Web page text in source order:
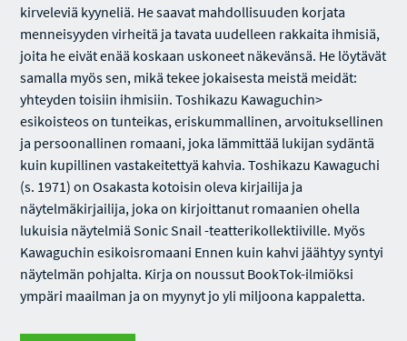
kirveleviä kyyneliä. He saavat mahdollisuuden korjata
menneisyyden virheitä ja tavata uudelleen rakkaita ihmisiä,
joita he eivät enää koskaan uskoneet näkevänsä. He löytävät
samalla myös sen, mikä tekee jokaisesta meistä meidät:
yhteyden toisiin ihmisiin. Toshikazu Kawaguchin>
esikoisteos on tunteikas, eriskummallinen, arvoituksellinen
ja persoonallinen romaani, joka lämmittää lukijan sydäntä
kuin kupillinen vastakeitettyä kahvia. Toshikazu Kawaguchi
(s. 1971) on Osakasta kotoisin oleva kirjailija ja
näytelmäkirjailija, joka on kirjoittanut romaanien ohella
lukuisia näytelmiä Sonic Snail -teatterikollektiiville. Myös
Kawaguchin esikoisromaani Ennen kuin kahvi jäähtyy syntyi
näytelmän pohjalta. Kirja on noussut BookTok-ilmiöksi
ympäri maailman ja on myynyt jo yli miljoona kappaletta.